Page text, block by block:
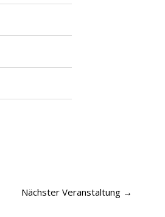
Nächster Veranstaltung →